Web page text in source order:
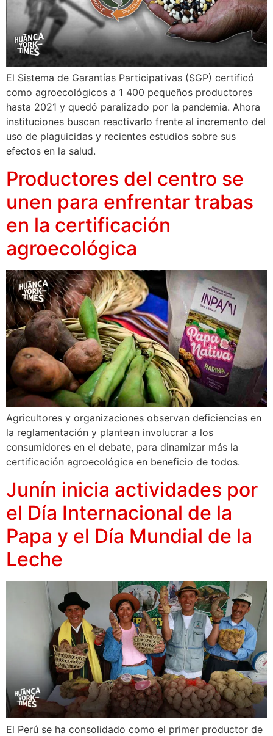
El Sistema de Garantías Participativas (SGP) certificó
como agroecológicos a 1 400 pequeños productores
hasta 2021 y quedó paralizado por la pandemia. Ahora
instituciones buscan reactivarlo frente al incremento del
uso de plaguicidas y recientes estudios sobre sus
efectos en la salud.
Productores del centro se
unen para enfrentar trabas
en la certificación
agroecológica
Agricultores y organizaciones observan deficiencias en
la reglamentación y plantean involucrar a los
consumidores en el debate, para dinamizar más la
certificación agroecológica en beneficio de todos.
Junín inicia actividades por
el Día Internacional de la
Papa y el Día Mundial de la
Leche
El Perú se ha consolidado como el primer productor de